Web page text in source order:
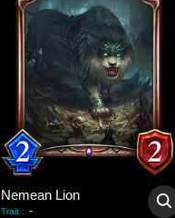
Nemean Lion
Trait : -